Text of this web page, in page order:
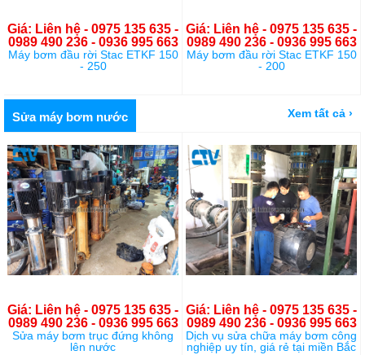
Giá: Liên hệ - 0975 135 635 -
0989 490 236 - 0936 995 663
Máy bơm đầu rời Stac ETKF 150
- 250
Giá: Liên hệ - 0975 135 635 -
0989 490 236 - 0936 995 663
Máy bơm đầu rời Stac ETKF 150
- 200
Sửa máy bơm nước Xem tất cả ›
Giá: Liên hệ - 0975 135 635 -
0989 490 236 - 0936 995 663
Sửa máy bơm trục đứng không
lên nước
Giá: Liên hệ - 0975 135 635 -
0989 490 236 - 0936 995 663
Dịch vụ sửa chữa máy bơm công
nghiệp uy tín, giá rẻ tại miền Bắc